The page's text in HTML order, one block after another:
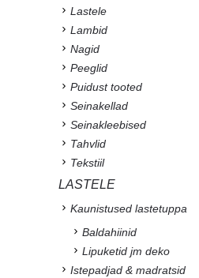
Lastele
Lambid
Nagid
Peeglid
Puidust tooted
Seinakellad
Seinakleebised
Tahvlid
Tekstiil
LASTELE
Kaunistused lastetuppa
Baldahiinid
Lipuketid jm deko
Istepadjad & madratsid